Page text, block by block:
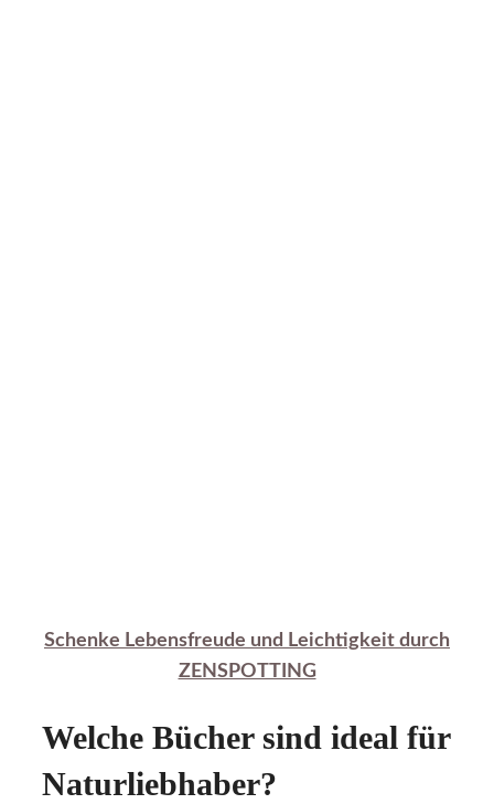
Schenke Lebensfreude und Leichtigkeit durch
ZENSPOTTING
Welche Bücher sind ideal für
Naturliebhaber?